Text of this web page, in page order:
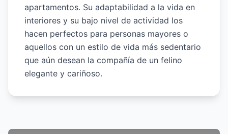
apartamentos. Su adaptabilidad a la vida en
interiores y su bajo nivel de actividad los
hacen perfectos para personas mayores o
aquellos con un estilo de vida más sedentario
que aún desean la compañía de un felino
elegante y cariñoso.